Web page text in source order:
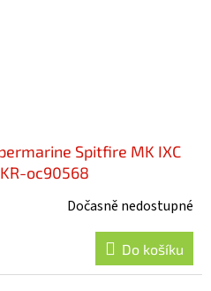
Spitfire MK IXC
oc90568
Dočasně nedostupné
Do košíku